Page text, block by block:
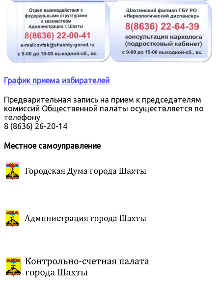
График приема избирателей
Предварительная запись на прием к председателям
комиссий Общественной палаты осуществляется по
телефону
8 (8636) 26-20-14
Местное самоуправление